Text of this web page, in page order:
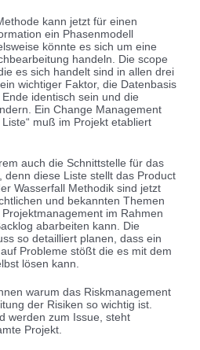
kann jetzt für einen
ein Phasenmodell
könnte es sich um eine
handeln. Die scope
es sich handelt sind in allen drei
wichtiger Faktor, die Datenbasis
identisch sein und die
Ein Change Management
muß im Projekt etabliert
auch die Schnittstelle für das
denn diese Liste stellt das Product
Wasserfall Methodik sind jetzt
und bekannten Themen
im Rahmen
abarbeiten kann. Die
so detailliert planen, dass ein
Probleme stößt die es mit dem
lösen kann.
warum das Riskmanagement
der Risiken so wichtig ist.
werden zum Issue, steht
Projekt.